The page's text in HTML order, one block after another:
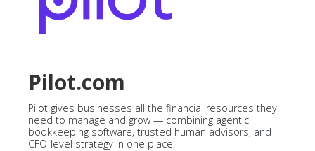
Pilot.com
Pilot gives businesses all the financial resources they
need to manage and grow — combining agentic
bookkeeping software, trusted human advisors, and
CFO-level strategy in one place.